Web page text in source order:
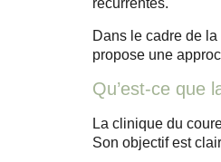
récurrentes.
Dans le cadre de
propose une
Qu’est-ce que
La clinique du
Son objectif est